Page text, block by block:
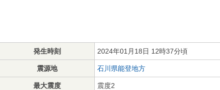
発生時刻 2024年01月18日 12時37分頃
震源地 石川県能登地方
最大震度 震度2